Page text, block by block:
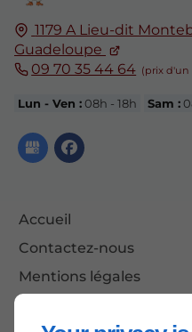
1179 A Lieu-dit
Guadeloupe
09 70 35 44 64
Lun - Ven :08h - 18h Sam :
Accueil
Contactez-nous
Mentions légales